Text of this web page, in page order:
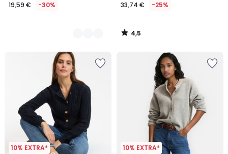
19,59 € -30% 33,74 € -25%
4,5
/
10% EXTRA* 10% EXTRA*